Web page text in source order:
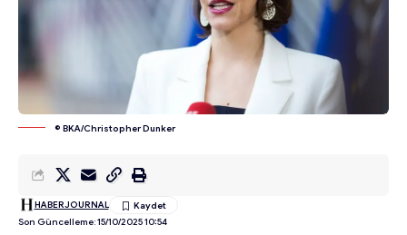
© BKA/Christopher Dunker
Son Güncelleme: 15/10/2025 10:54
HABERJOURNAL